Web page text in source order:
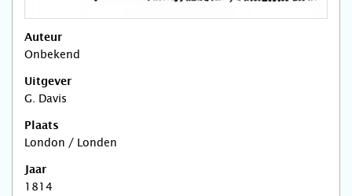
Auteur
Onbekend
Uitgever
G. Davis
Plaats
London / Londen
Jaar
1814